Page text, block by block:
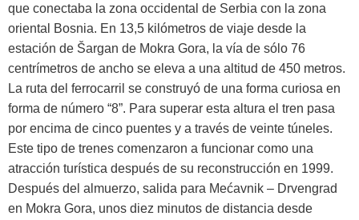
que conectaba la zona occidental de Serbia con la zona
oriental Bosnia. En 13,5 kilómetros de viaje desde la
estación de Šargan de Mokra Gora, la vía de sólo 76
centrímetros de ancho se eleva a una altitud de 450 metros.
La ruta del ferrocarril se construyó de una forma curiosa en
forma de número “8”. Para superar esta altura el tren pasa
por encima de cinco puentes y a través de veinte túneles.
Este tipo de trenes comenzaron a funcionar como una
atracción turística después de su reconstrucción en 1999.
Después del almuerzo, salida para Mećavnik – Drvengrad
en Mokra Gora, unos diez minutos de distancia desde